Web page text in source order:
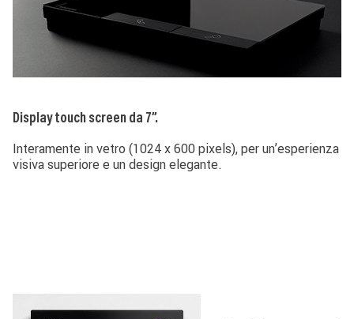
Display touch screen da 7”.
Interamente in vetro (1024 x 600 pixels), per un’esperienza
visiva superiore e un design elegante.